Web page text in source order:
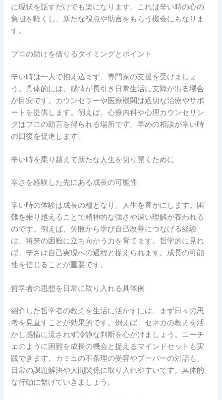
に現状を話すだけでも楽になります。これは辛い時の心の
負担を軽くし、新たな視点や助言をもらう機会にもなりま
す。
プロの助けを借りるタイミングとポイント
辛い時は一人で抱え込まず、専門家の支援を受けましょ
う。具体的には、感情が長引き日常生活に支障が出る場合
が目安です。カウンセラーや医療機関は適切な治療やサポ
ートを提供します。例えば、心療内科や心理カウンセリン
グはプロの助言を得られる場所です。早めの相談が辛い時
の回復を促進します。
辛い時を乗り越えて新たな人生を切り開くために
辛さを経験した先にある成長の可能性
辛い時の体験は成長の糧となり、人生を豊かにします。困
難を乗り越えることで精神的な強さや深い理解が養われる
のです。例えば、失敗から学び自己改善につなげる経験
は、将来の困難に立ち向かう力を育てます。哲学的に見れ
ば、辛さは自己実現への過程と捉えられます。成長の可能
性を信じることが重要です。
哲学者の思想を日常に取り入れる具体例
紹介した哲学者の教えを生活に活かすには、まず日々の思
考を見直すことが効果的です。例えば、セネカの教えを活
かし感情に流されず冷静な判断を心がけましょう。ニーチ
ェのように困難を成長の機会と捉えるマインドセットも実
践できます。カミュの不条理の受容やブーバーの対話も、
日常の課題解決や人間関係に取り入れやすいです。具体的
な行動に繋げていきましょう。